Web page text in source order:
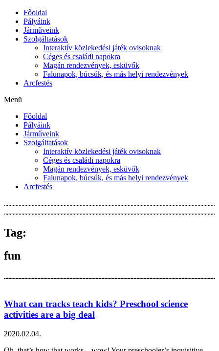
Főoldal
Pályáink
Járműveink
Szolgáltatások
Interaktív közlekedési játék ovisoknak
Céges és családi napokra
Magán rendezvények, esküvők
Falunapok, búcsúk, és más helyi rendezvények
Arcfestés
Menü
Főoldal
Pályáink
Járműveink
Szolgáltatások
Interaktív közlekedési játék ovisoknak
Céges és családi napokra
Magán rendezvények, esküvők
Falunapok, búcsúk, és más helyi rendezvények
Arcfestés
Tag:
fun
What can tracks teach kids? Preschool science
activities are a big deal
2020.02.04.